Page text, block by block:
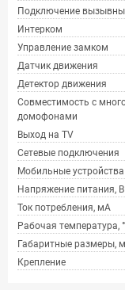
Подключение
Интерком
Управление замком
Датчик движения
Детектор движения
Совместимость с
домофонами
Выход на TV
Сетевые подключения
Мобильные устройства
Напряжение питания, В
Ток потребления, мА
Рабочая температура,
Габаритные размеры,
Крепление